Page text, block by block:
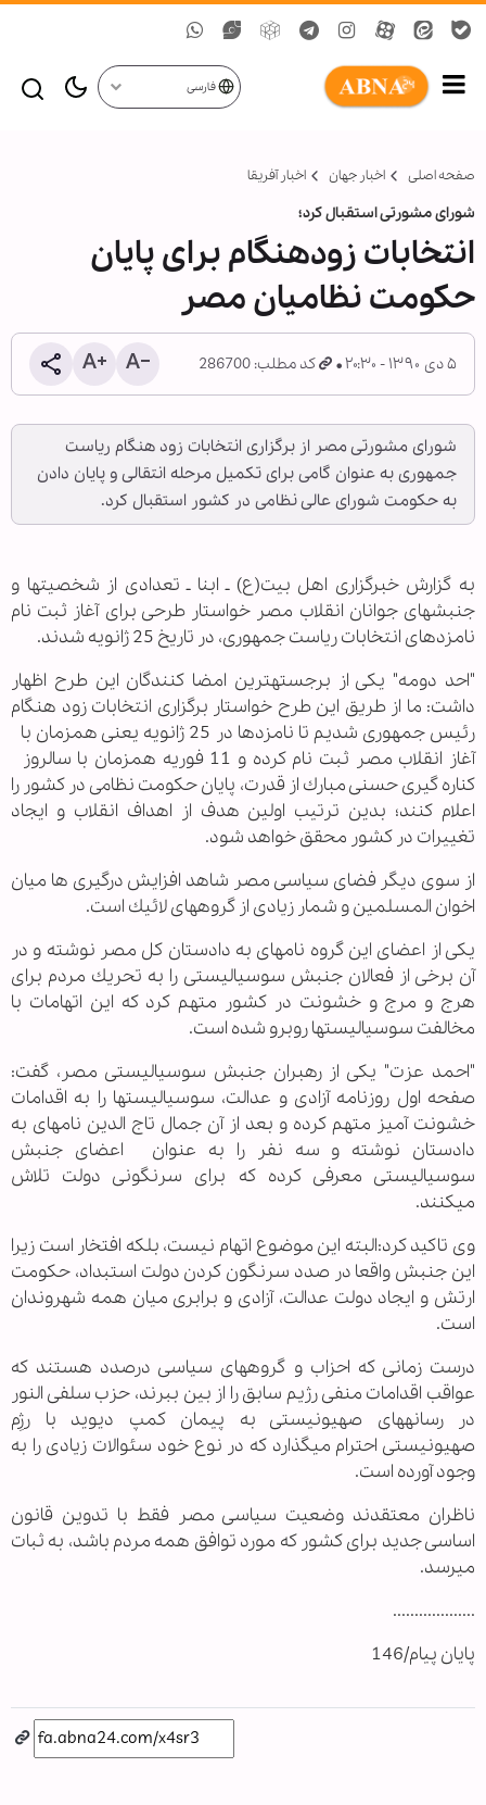
فارسی
صفحه اصلی اخبار جهان اخبار آفریقا
شورای مشورتی استقبال کرد؛
انتخابات زودهنگام برای پایان
حکومت نظامیان مصر
۵ دی ۱۳۹۰ - ۲۰:۳۰ کد مطلب: 286700
شورای مشورتی مصر از برگزاری انتخابات زود هنگام ریاست
جمهوری به عنوان گامی برای تکمیل مرحله انتقالی و پایان دادن
به حكومت شورای عالی نظامی در كشور استقبال کرد.
به گزارش خبرگزاری اهل بیت(ع) ـ ابنا ـ تعدادی از شخصیت‏ها و
جنبش‏های جوانان انقلاب مصر خواستار طرحی برای آغاز ثبت نام
نامزدهای انتخابات ریاست جمهوری، در تاریخ 25 ژانویه شدند.
"احد دومه" یكی از برجسته‏ترین امضا كنندگان این طرح اظهار
داشت: ما از طریق این طرح خواستار برگزاری انتخابات زود هنگام
رئیس جمهوری شدیم تا نامزدها در 25 ژانویه یعنی همزمان با
آغاز انقلاب مصر ثبت نام کرده و 11 فوریه همزمان با سالروز
كناره گیری حسنی مبارك از قدرت، پایان حكومت نظامی در كشور را
اعلام كنند؛ بدین ترتیب اولین هدف از اهداف انقلاب و ایجاد
تغییرات در كشور محقق خواهد شود.
از سوی دیگر فضای سیاسی مصر شاهد افزایش درگیری ها میان
اخوان المسلمین و شمار زیادی از گروه‏های لائیك است.
یكی از اعضای این گروه نامه‏ای به دادستان كل مصر نوشته و در
آن برخی از فعالان جنبش سوسیالیستی را به تحریك مردم برای
هرج و مرج و خشونت در كشور متهم كرد که این اتهامات با
مخالفت سوسیالیست‏ها روبرو شده است.
"احمد عزت" یكی از رهبران جنبش سوسیالیستی مصر، گفت:
صفحه اول روزنامه آزادی و عدالت، سوسیالیست‏ها را به اقدامات
خشونت آمیز متهم كرده و بعد از آن جمال تاج الدین نامه‏ای به
دادستان نوشته و سه نفر را به عنوان اعضای جنبش
سوسیالیستی معرفی كرده كه برای سرنگونی دولت تلاش
می‏كنند.
وی تاكید كرد:البته این موضوع اتهام نیست، بلكه افتخار است زیرا
این جنبش واقعا در صدد سرنگون كردن دولت استبداد، حكومت
ارتش و ایجاد دولت عدالت، آزادی و برابری میان همه شهروندان
است.
درست زمانی كه احزاب و گروه‏های سیاسی در‏صدد هستند كه
عواقب اقدامات منفی رژیم سابق را از بین ببرند، حزب سلفی النور
در رسانه‏های صهیونیستی به پیمان كمپ دیوید با رژِم
صهیونیستی احترام می‏گذارد كه در نوع خود سئوالات زیادی را به
وجود آورده است.
ناظران معتقدند وضعیت سیاسی مصر فقط با تدوین قانون
اساسی جدید برای كشور كه مورد توافق همه مردم باشد، به ثبات
می‏رسد.
...................
پایان پیام/146